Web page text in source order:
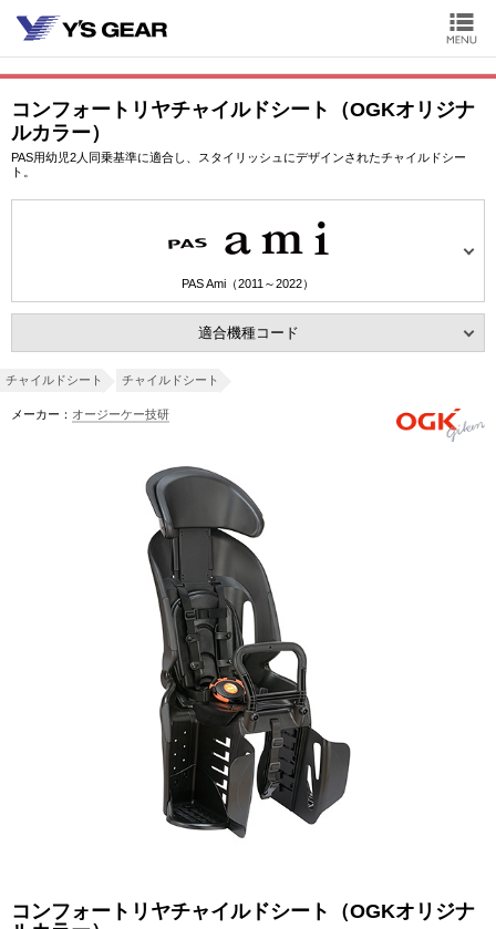
コンフォートリヤチャイルドシート（OGKオリジナ
ルカラー）
PAS用幼児2人同乗基準に適合し、スタイリッシュにデザインされたチャイルドシー
ト。
PAS Ami（2011～2022）
適合機種コード
チャイルドシート チャイルドシート
メーカー： オージーケー技研
コンフォートリヤチャイルドシート（OGKオリジナ